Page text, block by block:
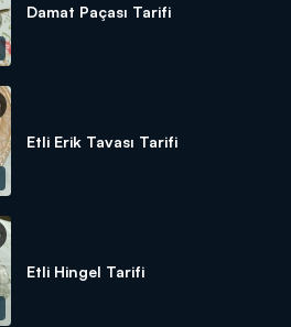
Damat Paçası Tarifi
Etli Erik Tavası Tarifi
Etli Hingel Tarifi